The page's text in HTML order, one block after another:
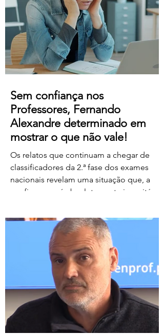
remunerar o trabalho extraordinário dos
classificadores através do pagamento de
1 euro por resposta classificada. Em vez
de falar de remu
Sem confiança nos
Professores, Fernando
Alexandre determinado em
mostrar o que não vale!
Os relatos que continuam a chegar de
classificadores da 2.ª fase dos exames
nacionais revelam uma situação que, a
confirmar-se, é absolutamente inaceitável.
assegurado, em condições
extremamente difíceis, a classificação da
1.ª fase, surgem agora orientações que
determinam que, se um classificador não
registar classificações num determinado
período de tempo, as provas lhe sejam
retiradas e redistribuídas. Estamos a falar
de professores